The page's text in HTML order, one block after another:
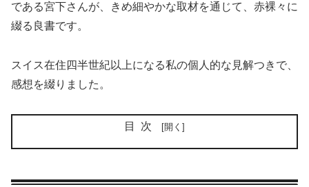
である宮下さんが、きめ細やかな取材を通じて、赤裸々に
綴る良書です。
スイス在住四半世紀以上になる私の個人的な見解つきで、
感想を綴りました。
目次